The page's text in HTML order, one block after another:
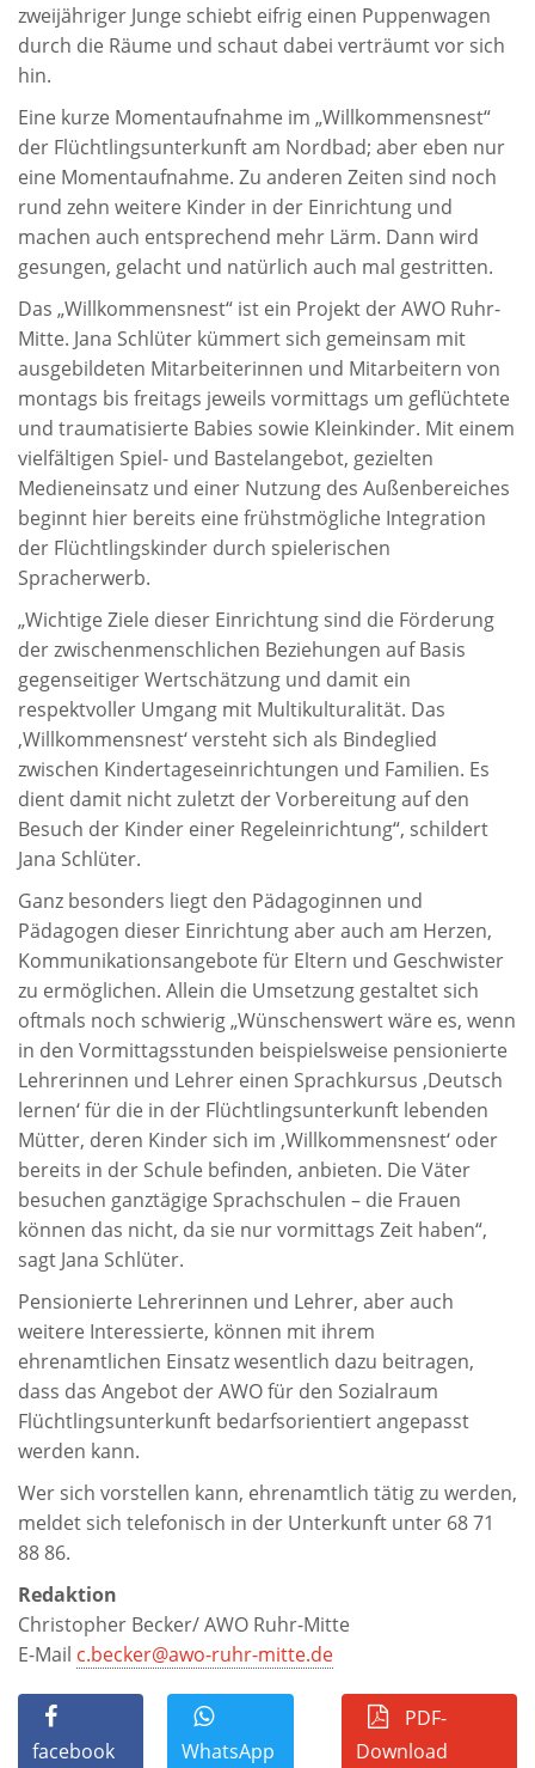
zweijähriger Junge schiebt eifrig einen Puppenwagen
durch die Räume und schaut dabei verträumt vor sich
hin.
Eine kurze Momentaufnahme im „Willkommensnest“
der Flüchtlingsunterkunft am Nordbad; aber eben nur
eine Momentaufnahme. Zu anderen Zeiten sind noch
rund zehn weitere Kinder in der Einrichtung und
machen auch entsprechend mehr Lärm. Dann wird
gesungen, gelacht und natürlich auch mal gestritten.
Das „Willkommensnest“ ist ein Projekt der AWO Ruhr-
Mitte. Jana Schlüter kümmert sich gemeinsam mit
ausgebildeten Mitarbeiterinnen und Mitarbeitern von
montags bis freitags jeweils vormittags um geflüchtete
und traumatisierte Babies sowie Kleinkinder. Mit einem
vielfältigen Spiel- und Bastelangebot, gezielten
Medieneinsatz und einer Nutzung des Außenbereiches
beginnt hier bereits eine frühstmögliche Integration
der Flüchtlingskinder durch spielerischen
Spracherwerb.
„Wichtige Ziele dieser Einrichtung sind die Förderung
der zwischenmenschlichen Beziehungen auf Basis
gegenseitiger Wertschätzung und damit ein
respektvoller Umgang mit Multikulturalität. Das
,Willkommensnest‘ versteht sich als Bindeglied
zwischen Kindertageseinrichtungen und Familien. Es
dient damit nicht zuletzt der Vorbereitung auf den
Besuch der Kinder einer Regeleinrichtung“, schildert
Jana Schlüter.
Ganz besonders liegt den Pädagoginnen und
Pädagogen dieser Einrichtung aber auch am Herzen,
Kommunikationsangebote für Eltern und Geschwister
zu ermöglichen. Allein die Umsetzung gestaltet sich
oftmals noch schwierig „Wünschenswert wäre es, wenn
in den Vormittagsstunden beispielsweise pensionierte
Lehrerinnen und Lehrer einen Sprachkursus ,Deutsch
lernen‘ für die in der Flüchtlingsunterkunft lebenden
Mütter, deren Kinder sich im ,Willkommensnest‘ oder
bereits in der Schule befinden, anbieten. Die Väter
besuchen ganztägige Sprachschulen – die Frauen
können das nicht, da sie nur vormittags Zeit haben“,
sagt Jana Schlüter.
Pensionierte Lehrerinnen und Lehrer, aber auch
weitere Interessierte, können mit ihrem
ehrenamtlichen Einsatz wesentlich dazu beitragen,
dass das Angebot der AWO für den Sozialraum
Flüchtlingsunterkunft bedarfsorientiert angepasst
werden kann.
Wer sich vorstellen kann, ehrenamtlich tätig zu werden,
meldet sich telefonisch in der Unterkunft unter 68 71
88 86.
Redaktion
Christopher Becker/ AWO Ruhr-Mitte
E-Mail c.becker@awo-ruhr-mitte.de
facebook WhatsApp
PDF-
Download